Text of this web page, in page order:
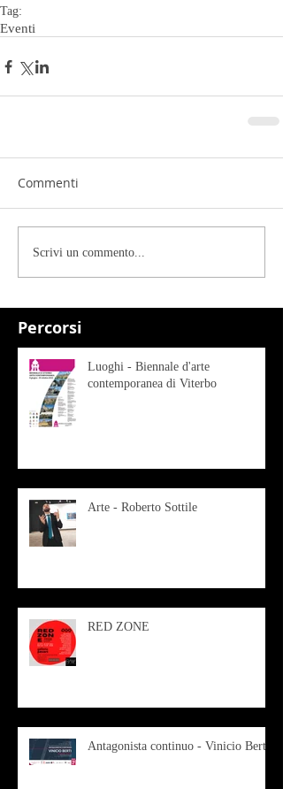
Percorsi
Tag:
Eventi
Commenti
Scrivi un commento...
Luoghi - Biennale d'arte
contemporanea di Viterbo
Arte - Roberto Sottile
RED ZONE
Antagonista continuo - Vinicio Berti